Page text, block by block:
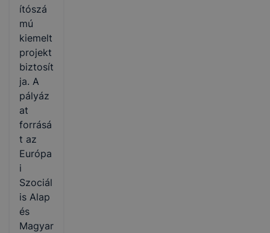
ítószá
mú
kiemelt
projekt
biztosít
ja. A
pályáz
at
forrásá
t az
Európa
i
Szociál
is Alap
és
Magyar